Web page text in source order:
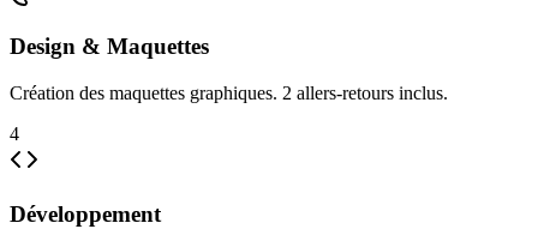
Design & Maquettes
Création des maquettes graphiques. 2 allers-retours inclus.
4
Développement